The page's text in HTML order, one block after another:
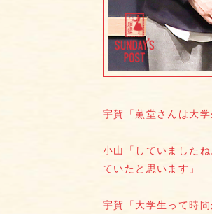
宇賀「薫堂さんは大
小山「していました
ていたと思います」
宇賀「大学生って時